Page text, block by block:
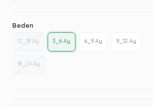
Beden
12_18 Ay 3_6 Ay 6_9 Ay 9_12 Ay
18_24 Ay